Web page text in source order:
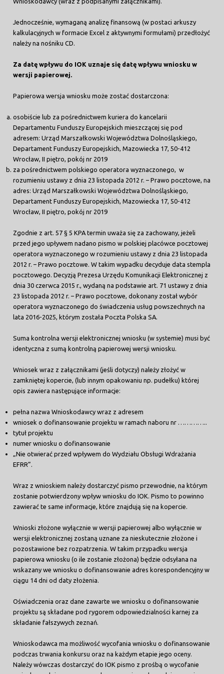
Jednocześnie, wymaganą analizę finansową (w postaci arkuszy
kalkulacyjnych w formacie Excel z aktywnymi formułami) przedłożyć
należy na nośniku CD.
Za datę wpływu do IOK uznaje się datę wpływu wniosku w
wersji papierowej.
Papierowa wersja wniosku może zostać dostarczona:
osobiście lub za pośrednictwem kuriera do kancelarii
Departamentu Funduszy Europejskich mieszczącej się pod
adresem: Urząd Marszałkowski Województwa Dolnośląskiego,
Departament Funduszy Europejskich, Mazowiecka 17, 50-412
Wrocław, II piętro, pokój nr 2019
za pośrednictwem polskiego operatora wyznaczonego, w
rozumieniu ustawy z dnia 23 listopada 2012 r. – Prawo pocztowe, na
adres: Urząd Marszałkowski Województwa Dolnośląskiego,
Departament Funduszy Europejskich, Mazowiecka 17, 50-412
Wrocław, II piętro, pokój nr 2019
Zgodnie z art. 57 § 5 KPA termin uważa się za zachowany, jeżeli
przed jego upływem nadano pismo w polskiej placówce pocztowej
operatora wyznaczonego w rozumieniu ustawy z dnia 23 listopada
2012 r. – Prawo pocztowe. W takim wypadku decyduje data stempla
pocztowego. Decyzją Prezesa Urzędu Komunikacji Elektronicznej z
dnia 30 czerwca 2015 r., wydaną na podstawie art. 71 ustawy z dnia
23 listopada 2012 r. – Prawo pocztowe, dokonany został wybór
operatora wyznaczonego do świadczenia usług powszechnych na
lata 2016-2025, którym została Poczta Polska SA.
Suma kontrolna wersji elektronicznej wniosku (w systemie) musi być
identyczna z sumą kontrolną papierowej wersji wniosku.
Wniosek wraz z załącznikami (jeśli dotyczy) należy złożyć w
zamkniętej kopercie, (lub innym opakowaniu np. pudełku) której
opis zawiera następujące informacje:
pełna nazwa Wnioskodawcy wraz z adresem
wniosek o dofinansowanie projektu w ramach naboru nr …………..
tytuł projektu
numer wniosku o dofinansowanie
„Nie otwierać przed wpływem do Wydziału Obsługi Wdrażania
EFRR”.
Wraz z wnioskiem należy dostarczyć pismo przewodnie, na którym
zostanie potwierdzony wpływ wniosku do IOK. Pismo to powinno
zawierać te same informacje, które znajdują się na kopercie.
Wnioski złożone wyłącznie w wersji papierowej albo wyłącznie w
wersji elektronicznej zostaną uznane za nieskutecznie złożone i
pozostawione bez rozpatrzenia. W takim przypadku wersja
papierowa wniosku (o ile zostanie złożona) będzie odsyłana na
wskazany we wniosku o dofinansowanie adres korespondencyjny w
ciągu 14 dni od daty złożenia.
Oświadczenia oraz dane zawarte we wniosku o dofinansowanie
projektu są składane pod rygorem odpowiedzialności karnej za
składanie fałszywych zeznań.
Wnioskodawca ma możliwość wycofania wniosku o dofinansowanie
podczas trwania konkursu oraz na każdym etapie jego oceny.
Należy wówczas dostarczyć do IOK pismo z prośbą o wycofanie